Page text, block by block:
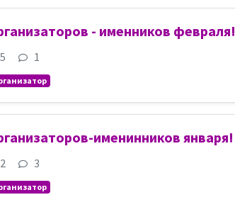
- именников февраля!
1
именинников января!
3